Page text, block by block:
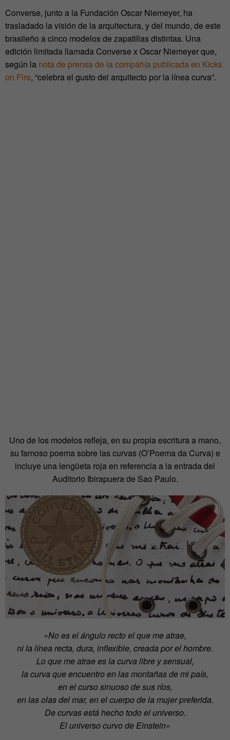
Converse, junto a la Fundación Oscar Niemeyer, ha
trasladado la visión de la arquitectura, y del mundo, de este
brasileño a cinco modelos de zapatillas distintas. Una
edición limitada llamada Converse x Oscar Niemeyer que,
según la nota de prensa de la compañía publicada en Kicks
on Fire, “celebra el gusto del arquitecto por la línea curva”.
Uno de los modelos refleja, en su propia escritura a mano,
su famoso poema sobre las curvas (O’Poema da Curva) e
incluye una lengüeta roja en referencia a la entrada del
Auditorio Ibirapuera de Sao Paulo.
«No es el ángulo recto el que me atrae,
ni la línea recta, dura, inflexible, creada por el hombre.
Lo que me atrae es la curva libre y sensual,
la curva que encuentro en las montañas de mi país,
en el curso sinuoso de sus ríos,
en las olas del mar, en el cuerpo de la mujer preferida.
De curvas está hecho todo el universo.
El universo curvo de Einstein»